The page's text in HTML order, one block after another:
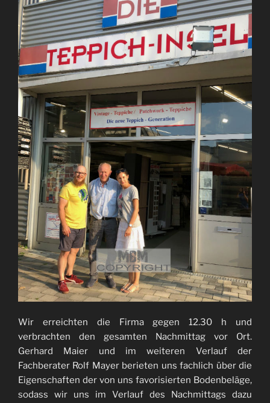
Wir erreichten die Firma gegen 12.30 h und
verbrachten den gesamten Nachmittag vor Ort.
Gerhard Maier und im weiteren Verlauf der
Fachberater Rolf Mayer berieten uns fachlich über die
Eigenschaften der von uns favorisierten Bodenbeläge,
sodass wir uns im Verlauf des Nachmittags dazu